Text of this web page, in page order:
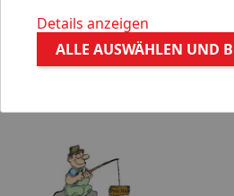
Details anzeigen
ALLE AUSWÄHLEN UND